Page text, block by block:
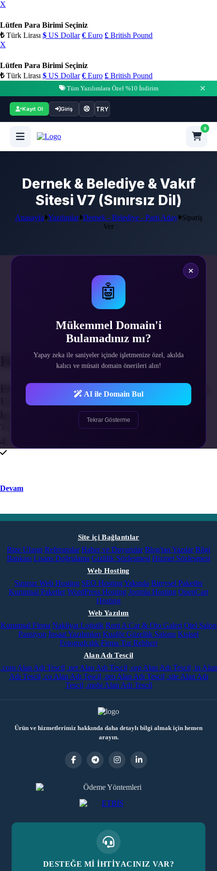
X
Lütfen Para Birimi Seçiniz
₺Türk Lirası $ US Dollar € Euro £ British Pound
X
Lütfen Para Birimi Seçiniz
₺Türk Lirası $ US Dollar € Euro £ British Pound
Tüm Yazılımlara Özel %10 İndirim
Kayıt Ol Giriş TRY
0
Dernek & Belediye & Vakıf
Sitesi V7 (Sınırsız Dil)
Anasayfa Yazılımlar Dernek - Belediye - Parti Aday Sipariş
Ver
🤖
Mükemmel Domain'i
Bulamadınız mı?
Yapay zeka ile saniyeler içinde işletmenize özel, akılda
kalıcı ve müsait domain önerileri alın!
AI ile Domain Bul
Tekrar Gösterme
Alan Adı Belirle
3
Web Hosting Belirle
4
Ek Hizmetler
5
Hizmet Süresi Seçimi
Hizmetinizin yenilenme periyodunu seçin.
Uzun süreli alımlarda indirim fırsatını
4.750 ₺
Devam
Site içi Bağlantılar
Bize Ulaşın Referanslar Haber ve Duyurular Blog'tan Yazılar Bilgi
Bankası Lisans Doğrulama Gizlilik Sözleşmesi Hizmet Sözleşmesi
Web Hosting
Sınırsız Web Hosting SEO Hosting Yakında Bireysel Paketler
Kurumsal Paketler WordPress Hosting Joomla Hosting OpenCart
Hosting
Web Yazılım
Kurumsal Firma Nakliyat Lojistik Rent A Car & Oto Galeri Otel Salon
Pansiyon İnşaat Yazılımları Kuaför Güzellik Salonu Kişisel
Fotografçılık Firma Tur Rehberi
Alan Adı Tescil
.com Alan Adı Tescil .net Alan Adı Tescil .org Alan Adı Tescil .in Alan
Adı Tescil .co Alan Adı Tescil .pro Alan Adı Tescil .site Alan Adı
Tescil .mobi Alan Adı Tescil
Ürün ve hizmetlerimiz hakkında daha detaylı bilgi almak için hemen
arayın.
DESTEĞE Mİ İHTİYACINIZ VAR?